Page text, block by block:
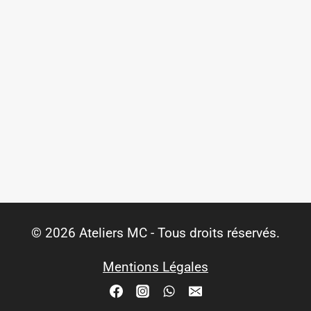
© 2026 Ateliers MC - Tous droits réservés.
Mentions Légales